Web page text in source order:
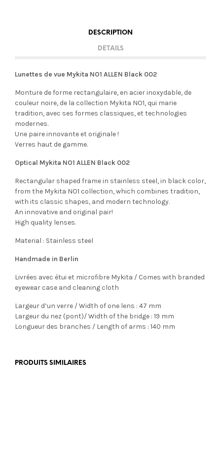
DESCRIPTION
DETAILS
Lunettes de vue Mykita NO1 ALLEN Black 002
Monture de forme rectangulaire, en acier inoxydable, de
couleur noire, de la collection Mykita NO1, qui marie
tradition, avec ses formes classiques, et technologies
modernes.
Une paire innovante et originale !
Verres haut de gamme.
Optical Mykita NO1 ALLEN Black 002
Rectangular shaped frame in stainless steel, in black color,
from the Mykita NO1 collection, which combines tradition,
with its classic shapes, and modern technology.
An innovative and original pair!
High quality lenses.
Material : Stainless steel
Handmade in Berlin
Livrées avec étui et microfibre Mykita / Comes with branded
eyewear case and cleaning cloth
Largeur d’un verre / Width of one lens : 47 mm
Largeur du nez (pont)/ Width of the bridge : 19 mm
Longueur des branches / Length of arms : 140 mm
PRODUITS SIMILAIRES